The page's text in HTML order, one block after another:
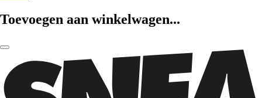
Toevoegen aan winkelwagen...